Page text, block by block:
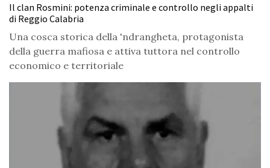
Il clan Rosmini: potenza criminale e controllo negli appalti
di Reggio Calabria
Una cosca storica della 'ndrangheta, protagonista
della guerra mafiosa e attiva tuttora nel controllo
economico e territoriale